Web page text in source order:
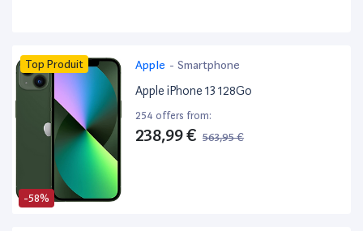
-58%
Top Produit Apple - Smartphone
Apple iPhone 13 128Go
254 offers from:
238,99 € 563,95 €